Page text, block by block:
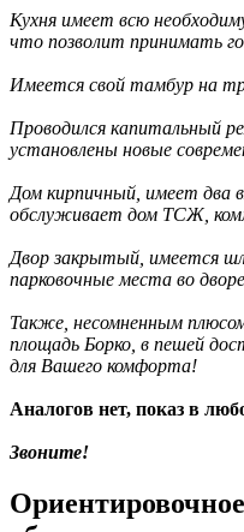
Кухня имеет всю
что позволит принимать
Имеется свой тамбур на
Проводился капитальный
установлены новые
Дом кирпичный, имеет два
обслуживает дом ТСЖ,
Двор закрытый, имеется
парковочные места во
Также, несомненным
площадь Борко, в пешей
для Вашего комфорта!
Аналогов нет, показ в
Звоните!